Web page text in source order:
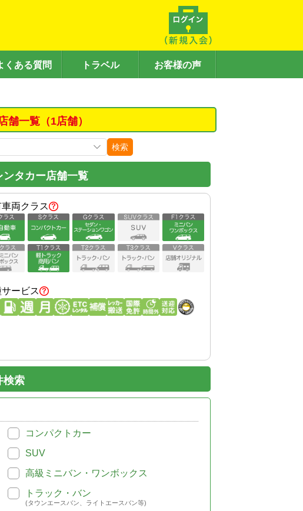
くある質問 トラベル お客様の声
舗一覧（1店舗）
検索
タカー店舗一覧
両クラス
ービス
検索
コンパクトカー
SUV
高級ミニバン・ワンボックス
トラック・バン
(タウンエースバン、ライトエースバン等)